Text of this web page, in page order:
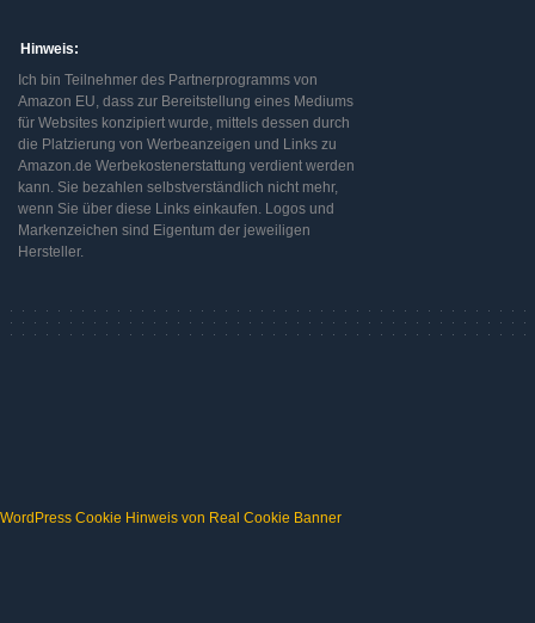
Hinweis:
Ich bin Teilnehmer des Partnerprogramms von
Amazon EU, dass zur Bereitstellung eines Mediums
für Websites konzipiert wurde, mittels dessen durch
die Platzierung von Werbeanzeigen und Links zu
Amazon.de Werbekostenerstattung verdient werden
kann. Sie bezahlen selbstverständlich nicht mehr,
wenn Sie über diese Links einkaufen. Logos und
Markenzeichen sind Eigentum der jeweiligen
Hersteller.
WordPress Cookie Hinweis von Real Cookie Banner